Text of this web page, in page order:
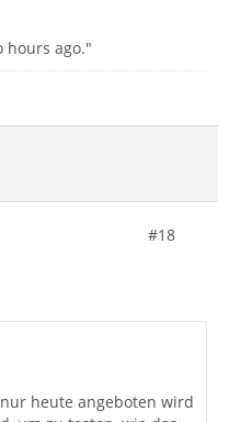
hours ago."
#18
heute angeboten wird